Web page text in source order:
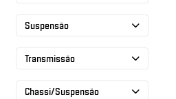
Suspensão
Transmissão
Chassi/Suspensão